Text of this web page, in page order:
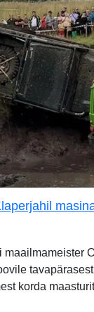
maailmameister
korda